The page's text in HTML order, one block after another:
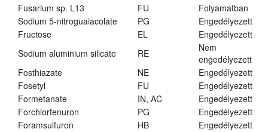
Fusarium sp. L13
FU
Folyamatban
Sodium 5-nitroguaiacolate
PG
Engedélyezett
Fructose
EL
Engedélyezett
Sodium aluminium silicate
RE
Nem
engedélyezett
Fosthiazate
NE
Engedélyezett
Fosetyl
FU
Engedélyezett
Formetanate
IN, AC
Engedélyezett
Forchlorfenuron
PG
Engedélyezett
Foramsulfuron
HB
Engedélyezett